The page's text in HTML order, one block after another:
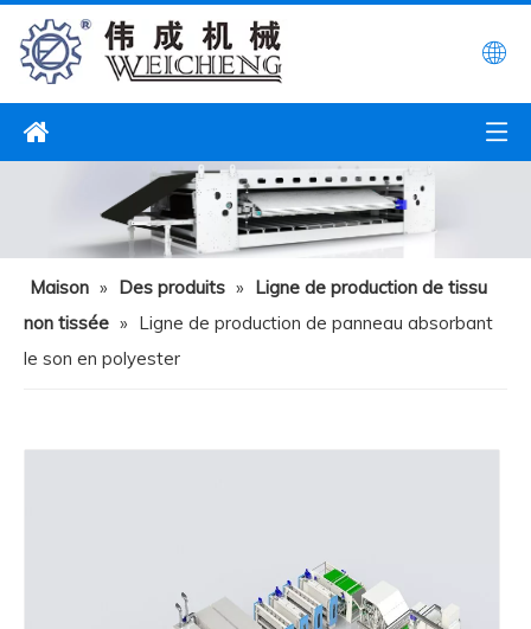
Maison » Des produits » Ligne de production de tissu
non tissée » Ligne de production de panneau absorbant
le son en polyester